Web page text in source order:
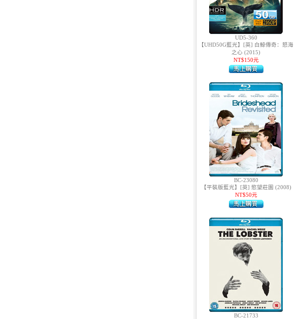
UD5-360
【UHD50G藍光】[英] 白鯨傳奇：怒海
之心 (2015)
NT$150元
BC-23080
【平裝版藍光】[英] 慾望莊園 (2008)
NT$50元
BC-21733